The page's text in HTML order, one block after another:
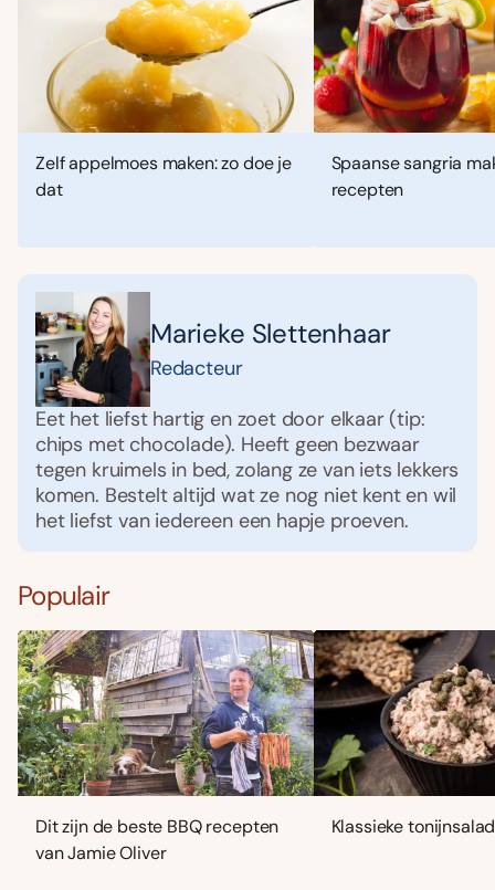
Zelf appelmoes maken: zo doe je
dat
Spaanse sangria
recepten
Marieke Slettenhaar
Redacteur
Eet het liefst hartig en zoet door elkaar (tip:
chips met chocolade). Heeft geen bezwaar
tegen kruimels in bed, zolang ze van iets lekkers
komen. Bestelt altijd wat ze nog niet kent en wil
het liefst van iedereen een hapje proeven.
Populair
Dit zijn de beste BBQ recepten
van Jamie Oliver
Klassieke